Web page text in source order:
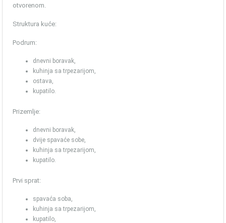
otvorenom.
Struktura kuće:
Podrum:
dnevni boravak,
kuhinja sa trpezarijom,
ostava,
kupatilo.
Prizemlje:
dnevni boravak,
dvije spavaće sobe,
kuhinja sa trpezarijom,
kupatilo.
Prvi sprat:
spavaća soba,
kuhinja sa trpezarijom,
kupatilo,